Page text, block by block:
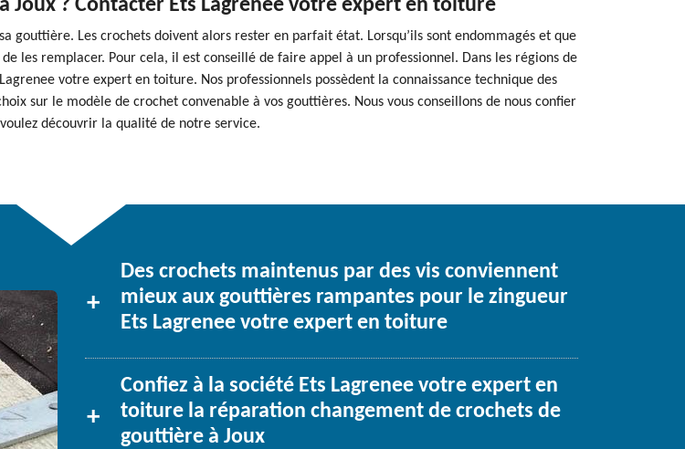
Joux ? Contacter Ets Lagrenee votre expert en toiture
gouttière. Les crochets doivent alors rester en parfait état. Lorsqu’ils sont endommagés et que
les remplacer. Pour cela, il est conseillé de faire appel à un professionnel. Dans les régions de
votre expert en toiture. Nos professionnels possèdent la connaissance technique des
sur le modèle de crochet convenable à vos gouttières. Nous vous conseillons de nous confier
découvrir la qualité de notre service.
Des crochets maintenus par des vis conviennent
mieux aux gouttières rampantes pour le zingueur
Ets Lagrenee votre expert en toiture
Confiez à la société Ets Lagrenee votre expert en
toiture la réparation changement de crochets de
gouttière à Joux